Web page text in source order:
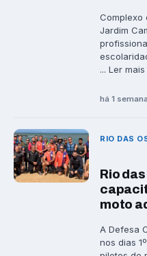
Complexo
Jardim
... Ler mais
há 1
RIO DAS
Rio
moto
A Defesa
nos dias